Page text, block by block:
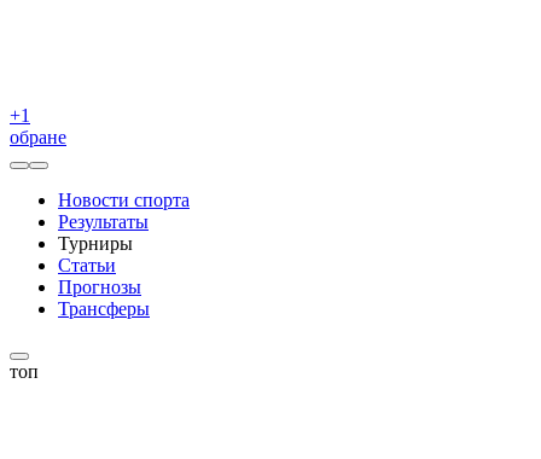
+1
обране
Новости спорта
Результаты
Турниры
Статьи
Прогнозы
Трансферы
топ